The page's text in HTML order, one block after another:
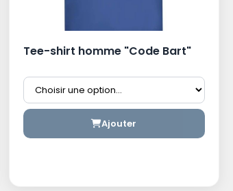
Tee-shirt homme "Code Bart"
Ajouter